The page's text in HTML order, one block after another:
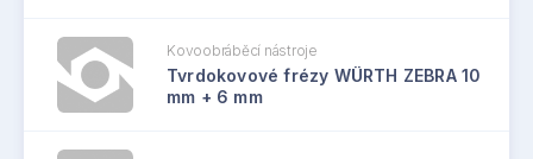
Kovoobráběcí nástroje
Tvrdokovové frézy WÜRTH ZEBRA 10
mm + 6 mm